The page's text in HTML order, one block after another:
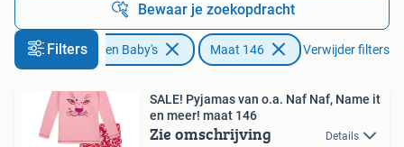
Bewaar je zoekopdracht
Filters
Kinderen en Baby's Maat 146 Verwijder filters
SALE! Pyjamas van o.a. Naf Naf, Name it
en meer! maat 146
Zie omschrijving Details